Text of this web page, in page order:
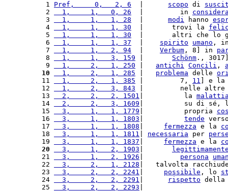
1 Pref,     0,   2, 6 scopo di
2
  1,     1,   0, 26
  |         in
3
  1,     1,   1, 28
modi hanno
4
  1,     1,   1, 30
  |       trovi la
5
  1,     1,   1, 30
|       altri che lo
6
  1,     1,   1, 37
spirito umano ,
7
  1,     1,   2, 94
Verbum , 8] in
8
  1,     1,   3, 159
Schönm .,
9
  1,     2,   1, 250
antichi Concili ,
10
  1,     2,   1, 285
problema delle
11
  1,     2,   1, 385
|         7, 11 ] e la
12
  1,     2,   3, 843
|         nelle
13
  2,     2,   2, 1501
|          la
14
  2,     2,   3, 1609
|          su di sé,
15
  3,     1,   1, 1779
|          propria
16
  3,     1,   1, 1803
tende
17
  3,     1,   1, 1808
fermezza e la
18
  3,     1,   1, 1811
necessaria per
19
  3,     1,   1, 1837
fermezza e la
20
  3,     1,   2, 1903
21
  3,     1,   2, 1926
persona
22
  3,     2,   1, 2128
|   talvolta
23
  3,     2,   2, 2241
possibile , lo
24
  3,     2,   2, 2291
rispetto
25
  3,     2,   2, 2293